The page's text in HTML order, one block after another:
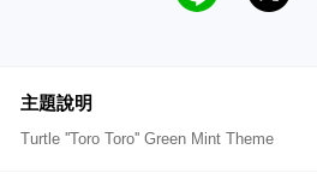
主題說明
Turtle ''Toro Toro'' Green Mint Theme